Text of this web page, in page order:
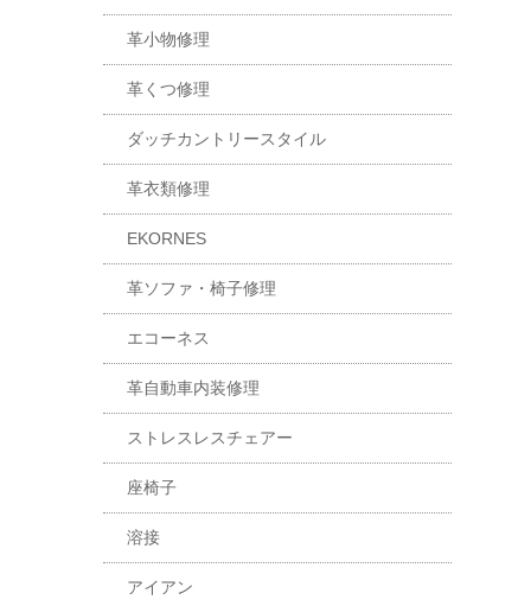
革小物修理
革くつ修理
ダッチカントリースタイル
革衣類修理
EKORNES
革ソファ・椅子修理
エコーネス
革自動車内装修理
ストレスレスチェアー
座椅子
溶接
アイアン